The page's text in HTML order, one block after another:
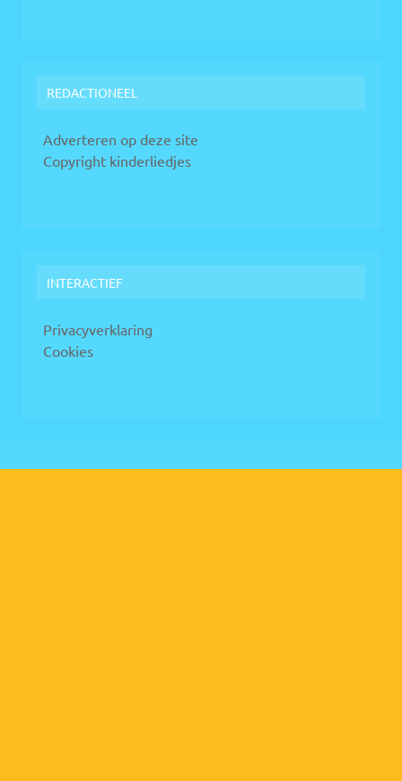
REDACTIONEEL
Adverteren op deze site
Copyright kinderliedjes
INTERACTIEF
Privacyverklaring
Cookies